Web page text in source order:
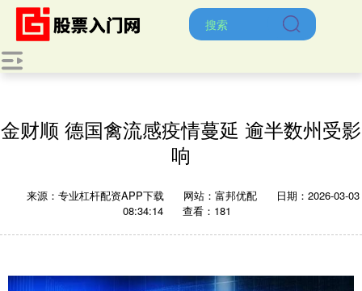
金财顺 德国禽流感疫情蔓延 逾半数州受影
响
来源：专业杠杆配资APP下载 网站：富邦优配
日期：2026-03-03
08:34:14
查看：181